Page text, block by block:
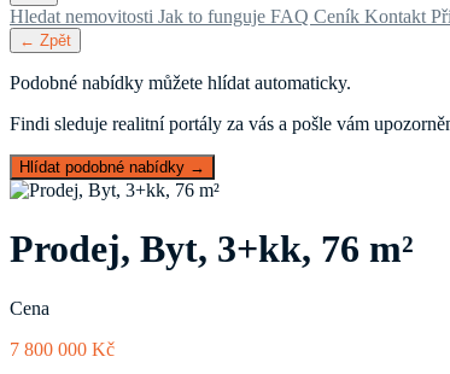
Hledat nemovitosti Jak to funguje FAQ Ceník Kontakt
← Zpět
Podobné nabídky můžete hlídat automaticky.
Findi sleduje realitní portály za vás a pošle vám
Hlídat podobné nabídky →
Prodej, Byt, 3+kk, 76 m²
Cena
7 800 000 Kč